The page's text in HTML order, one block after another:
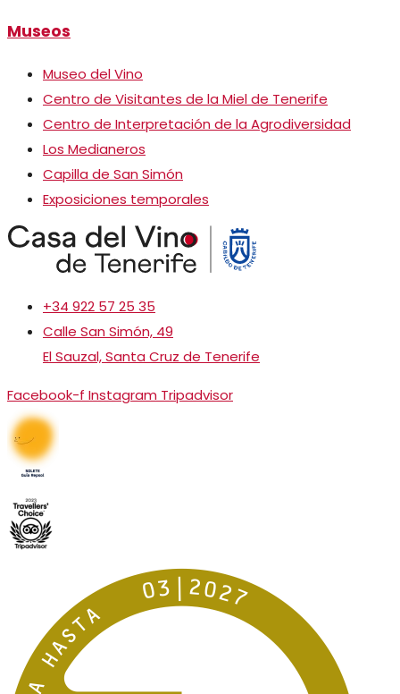
Museos
Museo del Vino
Centro de Visitantes de la Miel de Tenerife
Centro de Interpretación de la Agrodiversidad
Los Medianeros
Capilla de San Simón
Exposiciones temporales
+34 922 57 25 35
Calle San Simón, 49
El Sauzal, Santa Cruz de Tenerife
Facebook-f Instagram Tripadvisor